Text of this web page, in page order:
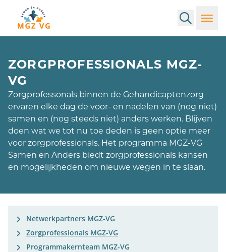
Search
ZORGPROFESSIONALS MGZ-
VG
Zorgprofessonals binnen de Gehandicaptenzorg
ervaren elke dag de voor- en nadelen van (nog niet)
samen en (nog steeds niet) anders werken. Blijven
doen wat we tot nu toe deden is geen optie meer
voor zorgprofessionals. Het programma MGZ-VG
Samen en Anders biedt zorgprofessionals kansen
en mogelijkheden om nieuwe wegen in te slaan.
Netwerkpartners MGZ-VG
Zorgprofessionals MGZ-VG
Programmakernteam MGZ-VG